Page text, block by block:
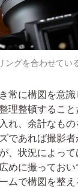
ングを合わせてい
常に構図を意
理整頓するこ
れ、余計なも
であれば撮影
、状況によっ
めに撮ってお
ムで構図を整